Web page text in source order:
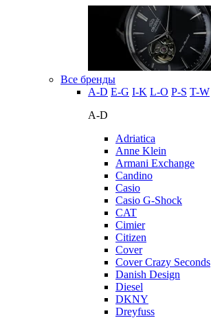
Все бренды
A-D E-G I-K L-O P-S T-W
A-D
Adriatica
Anne Klein
Armani Exchange
Candino
Casio
Casio G-Shock
CAT
Cimier
Citizen
Cover
Cover Crazy Seconds
Danish Design
Diesel
DKNY
Dreyfuss